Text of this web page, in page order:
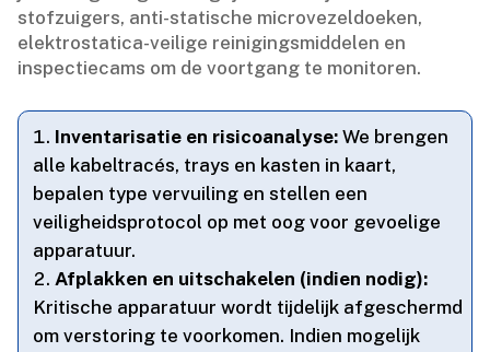
stofzuigers, anti-statische microvezeldoeken,
elektrostatica-veilige reinigingsmiddelen en
inspectiecams om de voortgang te monitoren.​
Inventarisatie en risicoanalyse: We brengen
alle kabeltracés, trays en kasten in kaart,
bepalen type vervuiling en stellen een
veiligheidsprotocol op met oog voor gevoelige
apparatuur.​
Afplakken en uitschakelen (indien nodig):
Kritische apparatuur wordt tijdelijk afgeschermd
om verstoring te voorkomen.​ Indien mogelijk